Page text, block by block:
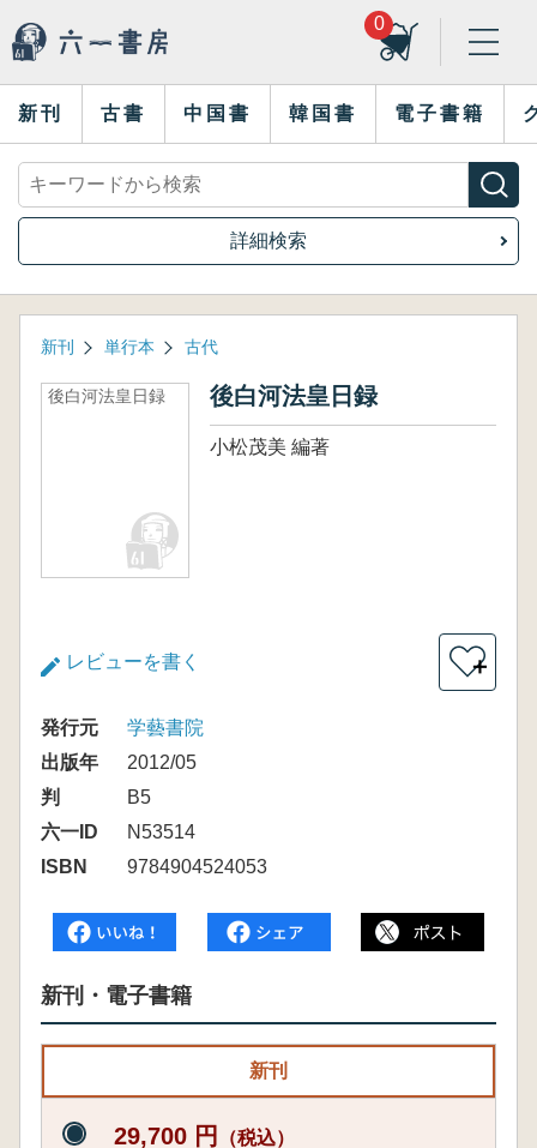
0
新刊 古書 中国書 韓国書 電子書籍
詳細検索
新刊 単行本 古代
後白河法皇日録 後白河法皇日録
小松茂美 編著
レビューを書く ＋
発行元
学藝書院
出版年
2012/05
判
B5
六一ID
N53514
ISBN
9784904524053
新刊・電子書籍
新刊
29,700 円 （税込）